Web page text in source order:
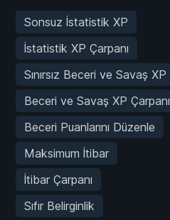
Sonsuz İstatistik XP
İstatistik XP Çarpanı
Sınırsız Beceri ve Savaş XP
Beceri ve Savaş XP Çarpanı
Beceri Puanlarını Düzenle
Maksimum İtibar
İtibar Çarpanı
Sıfır Belirginlik